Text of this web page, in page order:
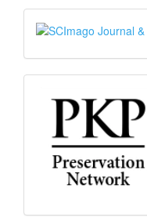
SJR
PKP